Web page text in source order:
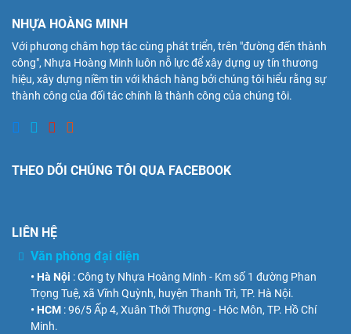
NHỰA HOÀNG MINH
Với phương châm hợp tác cùng phát triển, trên "đường đến thành
công", Nhựa Hoàng Minh luôn nỗ lực để xây dựng uy tín thương
hiệu, xây dựng niềm tin với khách hàng bởi chúng tôi hiểu rằng sự
thành công của đối tác chính là thành công của chúng tôi.
THEO DÕI CHÚNG TÔI QUA FACEBOOK
LIÊN HỆ
Văn phòng đại diện
• Hà Nội : Công ty Nhựa Hoàng Minh - Km số 1 đường Phan
Trọng Tuệ, xã Vĩnh Quỳnh, huyện Thanh Trì, TP. Hà Nội.
• HCM : 96/5 Ấp 4, Xuân Thới Thượng - Hóc Môn, TP. Hồ Chí
Minh.